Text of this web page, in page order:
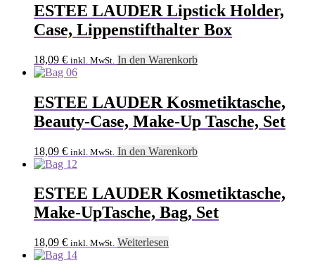
ESTEE LAUDER Lipstick Holder,
Case, Lippenstifthalter Box
18,09 € inkl. MwSt. In den Warenkorb
ESTEE LAUDER Kosmetiktasche,
Beauty-Case, Make-Up Tasche, Set
18,09 € inkl. MwSt. In den Warenkorb
ESTEE LAUDER Kosmetiktasche,
Make-UpTasche, Bag, Set
18,09 € inkl. MwSt. Weiterlesen